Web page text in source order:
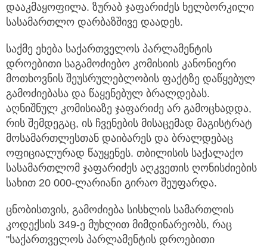
დააკმაყოფილა. ზურაბ ჯაფარიძეს ხელბორკილი
სასამართლო დარბაზშივე დაადეს.
საქმე ეხება საქართველოს პარლამენტის
დროებითი საგამოძიებო კომისიის კანონიერი
მოთხოვნის შეუსრულებლობის ფაქტზე დაწყებულ
გამოძიებასა და წაყენებულ ბრალდებას.
აღნიშნულ კომისიაზე ჯაფარიძე არ გამოცხადდა,
რის შემდეგაც, ის ჩვენების მისაცემად მაგისტრატ
მოსამართლესთან დაიბარეს და ბრალდებაც
ოფიციალურად წაუყენეს. თბილისის საქალაქო
სასამართლომ ჯაფარიძეს აღკვეთის ღონისძიების
სახით 20 000-ლარიანი გირაო შეუფარდა.
ცნობისთვის, გამოძიება სისხლის სამართლის
კოდექსის 349-ე მუხლით მიმდინარეობს, რაც
"საქართველოს პარლამენტის დროებითი